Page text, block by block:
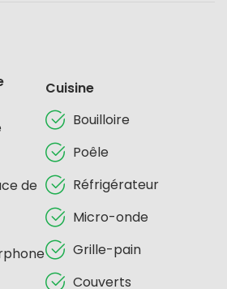
de
Cuisine
Bouilloire
Poêle
Réfrigérateur
Micro-onde
Grille-pain
Couverts